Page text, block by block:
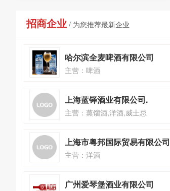
招商企业 / 为您推荐最新企业
哈尔滨全麦啤酒有限公司
主营：啤酒
上海蓝铎酒业有限公司.
主营：蒸馏酒,洋酒,威士忌
上海市粤邦国际贸易有限公司
主营：洋酒
广州爱琴堡酒业有限公司